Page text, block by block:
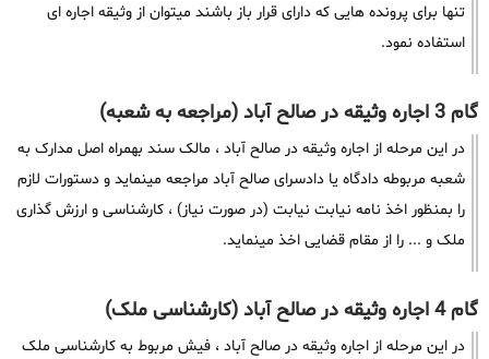
تنها برای پرونده هایی که دارای قرار باز باشند میتوان از وثیقه اجاره ای
استفاده نمود.
گام 3 اجاره وثیقه در صالح آباد (مراجعه به شعبه)
در این مرحله از اجاره وثیقه در صالح آباد ، مالک سند بهمراه اصل مدارک به
شعبه مربوطه دادگاه یا دادسرای صالح آباد مراجعه مینماید و دستورات لازم
را بمنظور اخذ نامه نیابت نیابت (در صورت نیاز) ، کارشناسی و ارزش گذاری
ملک و ... را از مقام قضایی اخذ مینماید.
گام 4 اجاره وثیقه در صالح آباد (کارشناسی ملک)
در این مرحله از اجاره وثیقه در صالح آباد ، فیش مربوط به کارشناسی ملک